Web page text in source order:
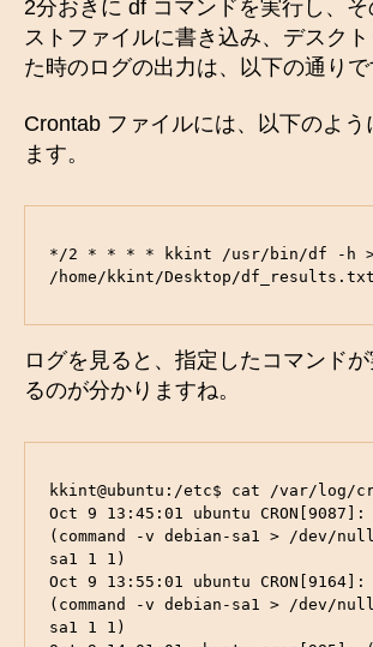
2分おきに df コマンドを実行し、
ストファイルに書き込み、デスク
た時のログの出力は、以下の通りで
Crontab ファイルには、以下のよう
ます。
*/2 * * * * kkint /usr/bin/df -h
/home/kkint/Desktop/df_results.txt
ログを見ると、指定したコマンド
るのが分かりますね。
kkint@ubuntu:/etc$ cat /var/log/
Oct 9 13:45:01 ubuntu CRON[9087]:
(command -v debian-sa1 > /dev/
sa1 1 1)
Oct 9 13:55:01 ubuntu CRON[9164]:
(command -v debian-sa1 > /dev/
sa1 1 1)